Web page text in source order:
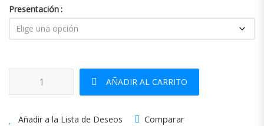
Presentación
FIPREX 412,5 MG SOLUCION SPOT-ON PARA PERROS MUY
AÑADIR AL CARRITO
Añadir a la Lista de Deseos Comparar